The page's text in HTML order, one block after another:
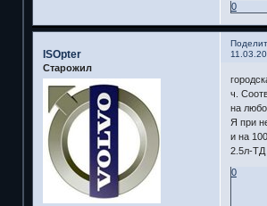
0
ISOpter
Старожил
ч.
на
Я при
и на
2.5л-ТД
0